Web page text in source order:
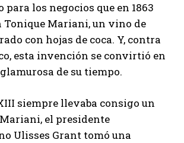
los negocios que en 1863
Tonique Mariani, un vino de
con hojas de coca. Y, contra
esta invención se convirtió en
de su tiempo.
siempre llevaba consigo un
el presidente
Ulisses Grant tomó una